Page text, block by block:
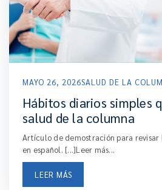
MAYO 26, 2026SALUD DE LA
Hábitos diarios simples
salud de la columna
Artículo de demostración para
en español. [...]Leer más...
LEER MÁS